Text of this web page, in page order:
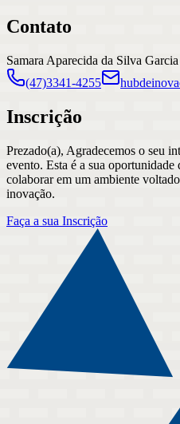
Contato
Samara Aparecida da Silva Garcia
(47)3341-4255
Inscrição
Prezado(a), Agradecemos o seu
evento. Esta é a sua oportunidade
colaborar em um ambiente
inovação.
Faça a sua Inscrição